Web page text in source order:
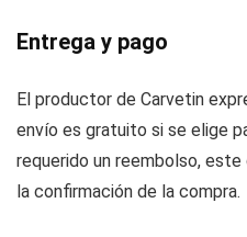
Entrega y pago
El productor de Carvetin
envío es gratuito si se elige
requerido un reembolso,
la confirmación de la compra.